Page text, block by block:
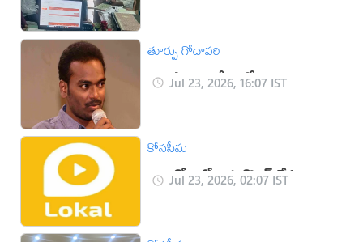
సూచన
తూర్పు గోదావరి
ప్రజాస్వామ్య దేశంలో నిరంకుశత్వం
Jul 23, 2026, 16:07 IST
కోనసీమ
ఐదు రోజుల్లో ఆరు కొవిడ్ కేసులు
Jul 23, 2026, 02:07 IST